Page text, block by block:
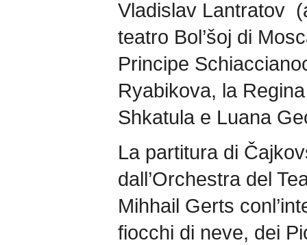
Vladislav Lantratov
teatro Bol’šoj di
Principe
Ryabikova, la
Shkatula e Luana
La partitura di
dall’Orchestra del
Mihhail Gerts
fiocchi di neve, dei